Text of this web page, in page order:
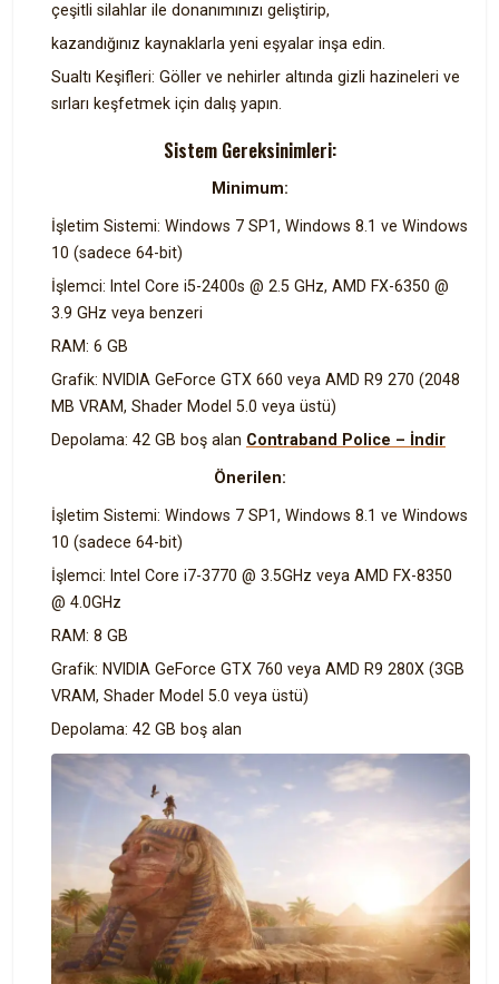
çeşitli silahlar ile donanımınızı geliştirip,
kazandığınız kaynaklarla yeni eşyalar inşa edin.
Sualtı Keşifleri: Göller ve nehirler altında gizli hazineleri ve
sırları keşfetmek için dalış yapın.
Sistem Gereksinimleri:
Minimum:
İşletim Sistemi: Windows 7 SP1, Windows 8.1 ve Windows
10 (sadece 64-bit)
İşlemci: Intel Core i5-2400s @ 2.5 GHz, AMD FX-6350 @
3.9 GHz veya benzeri
RAM: 6 GB
Grafik: NVIDIA GeForce GTX 660 veya AMD R9 270 (2048
MB VRAM, Shader Model 5.0 veya üstü)
Depolama: 42 GB boş alan Contraband Police – İndir
Önerilen:
İşletim Sistemi: Windows 7 SP1, Windows 8.1 ve Windows
10 (sadece 64-bit)
İşlemci: Intel Core i7-3770 @ 3.5GHz veya AMD FX-8350
@ 4.0GHz
RAM: 8 GB
Grafik: NVIDIA GeForce GTX 760 veya AMD R9 280X (3GB
VRAM, Shader Model 5.0 veya üstü)
Depolama: 42 GB boş alan